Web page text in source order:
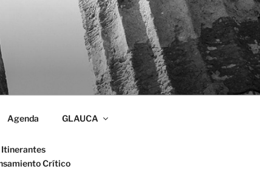
Agenda GLAUCA
Itinerantes
Crítico